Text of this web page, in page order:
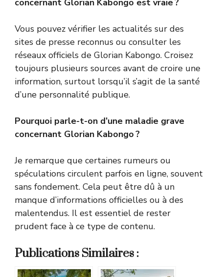
Vous pouvez vérifier les actualités sur des
sites de presse reconnus ou consulter les
réseaux officiels de Glorian Kabongo. Croisez
toujours plusieurs sources avant de croire une
information, surtout lorsqu’il s’agit de la santé
d’une personnalité publique.
Pourquoi parle-t-on d’une maladie grave
concernant Glorian Kabongo ?
Je remarque que certaines rumeurs ou
spéculations circulent parfois en ligne, souvent
sans fondement. Cela peut être dû à un
manque d’informations officielles ou à des
malentendus. Il est essentiel de rester
prudent face à ce type de contenu.
Publications Similaires :